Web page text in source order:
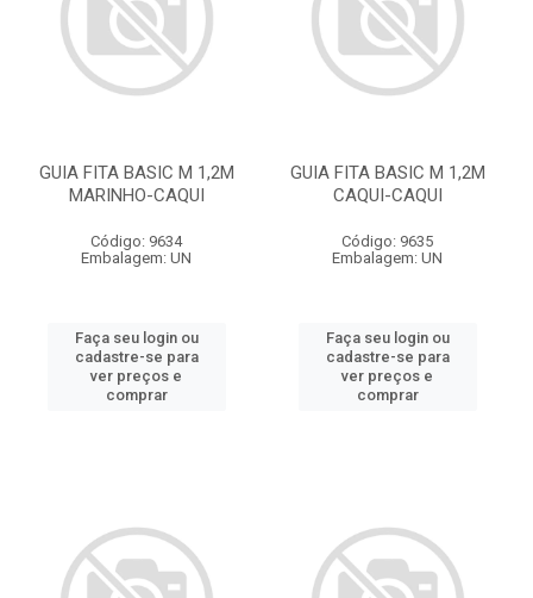
GUIA FITA BASIC M 1,2M
MARINHO-CAQUI
Código: 9634
Embalagem: UN
Faça seu login ou
cadastre-se para
ver preços e
comprar
GUIA FITA BASIC M 1,2M
CAQUI-CAQUI
Código: 9635
Embalagem: UN
Faça seu login ou
cadastre-se para
ver preços e
comprar